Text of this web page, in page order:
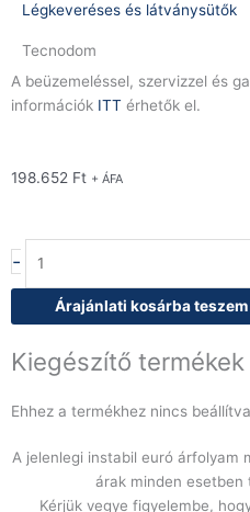
Légkeveréses és látványsütők
Tecnodom
A beüzemeléssel, szervizzel és
információk ITT érhetők el.
198.652 Ft + ÁFA
-
FEMG04NEGNV
GN
Elektromos
konvekciós
grillező
funkcióval
Árajánlati kosárba teszem
Kiegészítő termékek
Ehhez a termékhez nincs
A jelenlegi instabil euró árfolyam
árak minden esetben
Kérjük vegye figyelembe,